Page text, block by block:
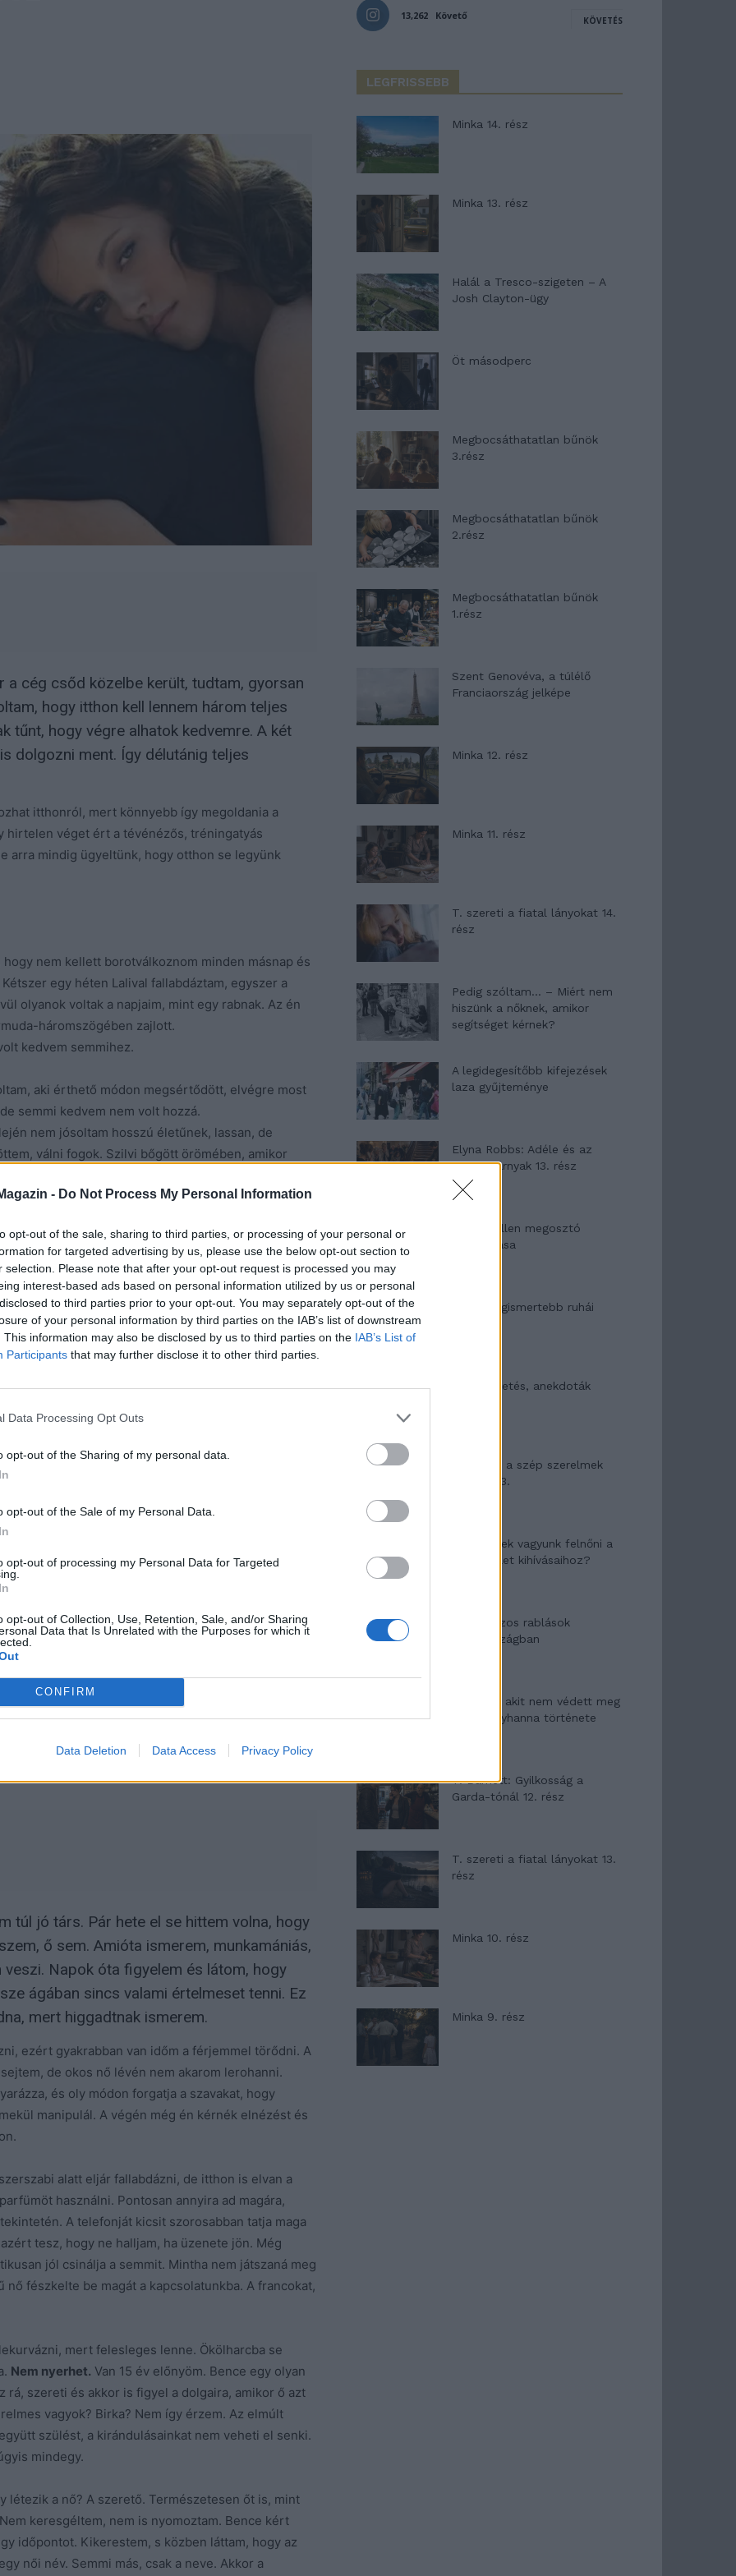
- Do Not Process My Personal Information
opt-out of the sale, sharing to third parties, or processing of your personal or
for targeted advertising by us, please use the below opt-out section to
selection. Please note that after your opt-out request is processed you may
interest-based ads based on personal information utilized by us or personal
to third parties prior to your opt-out. You may separately opt-out of the
of your personal information by third parties on the IAB’s list of downstream
This information may also be disclosed by us to third parties on the IAB’s List of
Participants that may further disclose it to other third parties.
Data Processing Opt Outs
opt-out of the Sharing of my personal data.
opt-out of the Sale of my Personal Data.
opt-out of processing my Personal Data for Targeted
opt-out of Collection, Use, Retention, Sale, and/or Sharing
Data that Is Unrelated with the Purposes for which it
CONFIRM
Data Deletion Data Access Privacy Policy
cég csőd közelbe került, tudtam, gyorsan
hogy itthon kell lennem három teljes
tűnt, hogy végre alhatok kedvemre. A két
dolgozni ment. Így délutánig teljes
itthonról, mert könnyebb így megoldania a
hirtelen véget ért a tévénézős, tréningatyás
arra mindig ügyeltünk, hogy otthon se legyünk
nem kellett borotválkoznom minden másnap és
egy héten Lalival fallabdáztam, egyszer a
olyanok voltak a napjaim, mint egy rabnak. Az én
háromszögében zajlott.
kedvem semmihez.
aki érthető módon megsértődött, elvégre most
semmi kedvem nem volt hozzá.
nem jósoltam hosszú életűnek, lassan, de
válni fogok. Szilvi bőgött örömében, amikor
otthon, nem folytatom kihűlt házasságom. Nincs
de szenvedélytelen. Remekül főz. Ha nem
a szeme mindig szomorú. Bánatos kiskutya-
szexelni? Megriaszt. Mintha valami bűnös dolgot
mozdulatra ugyanazt tesszük. Tudom, hogy
játszom kicsit, ettől izgalomba jön. Évek óta
Bezzeg Szilvivel. Sose mondom rá, hogy a
szeret. Tudom, mert érezteti velem, olykor
Mindent megtesz, hogy a kedvembe járjon.
rá, mert pontosan ismer, és a szex bejön
találok ki, hogy Márk beteg, és Anna nem tud vele
Azt persze nem árulom el, hogy egy ideje ő is
meg hallgathatnám a nyavalygását. Erre igazán
A kamaszkor küszöbén kezd elviselhetetlen
úgy laza hangnemben, mintha nem is lenne
itthon ejtőzni. Felkaptam a fejem és mélyen a
fel neki a kérdést. Valamit morgott, majd
hogy csak a határaim feszegeti.
rajtam a 44 év. Nem híztam el, a nevetőráncaim
meg. Nevetőráncok? Ugyan. Azt azért nem
túl jó társ. Pár hete el se hittem volna, hogy
ő sem. Amióta ismerem, munkamániás,
Napok óta figyelem és látom, hogy
ágában sincs valami értelmeset tenni. Ez
mert higgadtnak ismerem.
ezért gyakrabban van időm a férjemmel törődni. A
de okos nő lévén nem akarom lerohanni.
és oly módon forgatja a szavakat, hogy
manipulál. A végén még én kérnék elnézést és
alatt eljár fallabdázni, de itthon is elvan a
használni. Pontosan annyira ad magára,
A telefonját kicsit szorosabban tatja maga
tesz, hogy ne halljam, ha üzenete jön. Még
jól csinálja a semmit. Mintha nem játszaná meg
fészkelte be magát a kapcsolatunkba. A francokat,
mert felesleges lenne. Ökölharcba se
Nem nyerhet. Van 15 év előnyöm. Bence egy olyan
szereti és akkor is figyel a dolgaira, amikor ő azt
vagyok? Birka? Nem így érzem. Az elmúlt
szülést, a kirándulásainkat nem veheti el senki.
mindegy.
létezik a nő? A szerető. Természetesen őt is, mint
keresgéltem, nem is nyomoztam. Bence kért
időpontot. Kikerestem, s közben láttam, hogy az
női név. Semmi más, csak a neve. Akkor a
13,262 Követő KÖVETÉS
LEGFRISSEBB
Minka 14. rész
Minka 13. rész
Halál a Tresco-szigeten – A
Josh Clayton-ügy
Öt másodperc
Megbocsáthatatlan bűnök
3.rész
Megbocsáthatatlan bűnök
2.rész
Megbocsáthatatlan bűnök
1.rész
Szent Genovéva, a túlélő
Franciaország jelképe
Minka 12. rész
Minka 11. rész
T. szereti a fiatal lányokat 14.
rész
Pedig szóltam… – Miért nem
hiszünk a nőknek, amikor
segítséget kérnek?
A legidegesítőbb kifejezések
laza gyűjteménye
Elyna Robbs: Adéle és az
örökölt árnyak 13. rész
Woody Allen megosztó
zsenialitása
A világ legismertebb ruhái
Nyár, nevetés, anekdoták
Panna és a szép szerelmek
mítosza 3.
Képtelenek vagyunk felnőni a
felnőtt élet kihívásaihoz?
Altatógázos rablások
Olaszországban
A kislány, akit nem védett meg
senki – Lyhanna története
T. Barnett: Gyilkosság a
Garda-tónál 12. rész
T. szereti a fiatal lányokat 13.
rész
Minka 10. rész
Minka 9. rész